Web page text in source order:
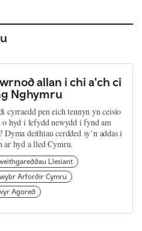
allan i chi a'ch ci
Nghymru
cyrraedd pen eich tennyn yn ceisio
o hyd i lefydd newydd i fynd am
Dyma deithiau cerdded sy’n addas i
ar hyd a lled Cymru.
Llesiant
Arfordir Cymru
Agored